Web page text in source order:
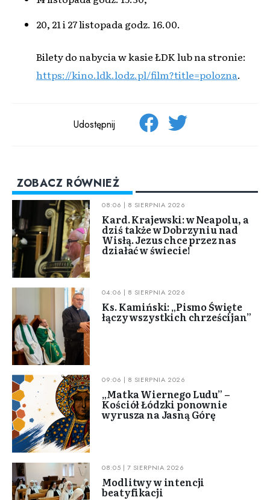
20, 21 i 27 listopada godz. 16.00.
Bilety do nabycia w kasie ŁDK lub na stronie:
https://kino.ldk.lodz.pl/film?title=polozna.
Udostępnij
ZOBACZ RÓWNIEŻ
08:06 | 8 SIERPNIA 2026
Kard. Krajewski: w Neapolu, a
dziś także w Dobrzyniu nad
Wisłą. Jezus chce przez nas
działać w świecie!
04:06 | 8 SIERPNIA 2026
Ks. Kamiński: „Pismo Święte
łączy wszystkich chrześcijan”
09:06 | 8 SIERPNIA 2026
„Matka Wiernego Ludu” –
Kościół Łódzki ponownie
wyrusza na Jasną Górę
08:05 | 7 SIERPNIA 2026
Modlitwy w intencji
beatyfikacji